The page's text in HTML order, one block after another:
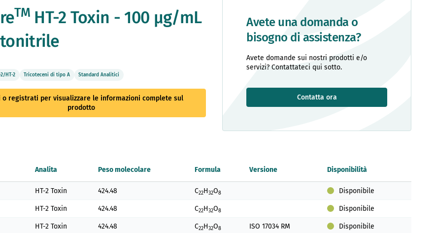
TMHT-2 Toxin - 100 µg/mL
2/HT-2 Tricoteceni di tipo A Standard Analitici
o registrati per visualizzare le informazioni complete sul
prodotto
Avete una domanda o
bisogno di assistenza?
Avete domande sui nostri prodotti e/o
servizi? Contattateci qui sotto.
Contatta ora
Analita Peso molecolare Formula Versione Disponibilità
HT-2 Toxin 424.48 C22H32O8 Disponibile
HT-2 Toxin 424.48 C22H32O8 Disponibile
HT-2 Toxin 424.48 C22H32O8 ISO 17034 RM Disponibile